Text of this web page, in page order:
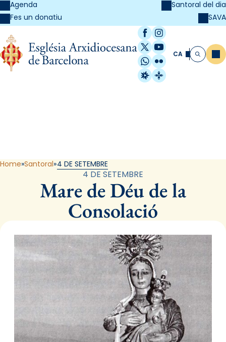
Agenda
Fes un donatiu
Santoral del dia
SAVA
Facebook
Instagram
X / Twitter
YouTube
WhatsApp
Flickr
Radio Estel
Catalunya
CA Cerca
Home Santoral 4 DE SETEMBRE
4 DE SETEMBRE
Mare de Déu de la
Consolació